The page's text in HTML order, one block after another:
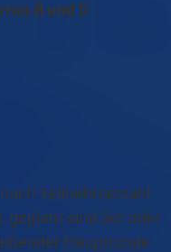
B und D
Teilnehmerzahl
geplant sind 3er oder
Hauptrunde